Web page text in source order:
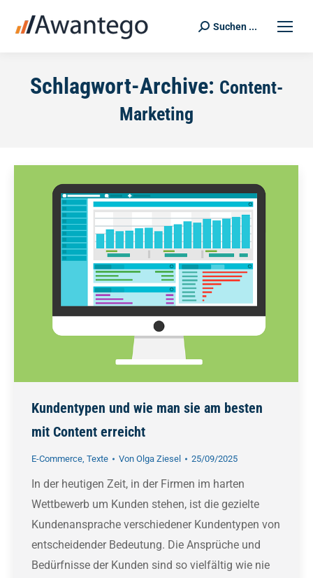
Search:
Suchen ...
Schlagwort-Archive: Content-
Marketing
Kundentypen und wie man sie am besten
mit Content erreicht
E-Commerce, Texte Von Olga Ziesel 25/09/2025
In der heutigen Zeit, in der Firmen im harten
Wettbewerb um Kunden stehen, ist die gezielte
Kundenansprache verschiedener Kundentypen von
entscheidender Bedeutung. Die Ansprüche und
Bedürfnisse der Kunden sind so vielfältig wie nie